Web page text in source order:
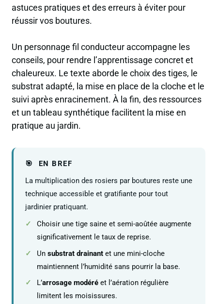
astuces pratiques et des erreurs à éviter pour
réussir vos boutures.
Un personnage fil conducteur accompagne les
conseils, pour rendre l’apprentissage concret et
chaleureux. Le texte aborde le choix des tiges, le
substrat adapté, la mise en place de la cloche et le
suivi après enracinement. À la fin, des ressources
et un tableau synthétique facilitent la mise en
pratique au jardin.
EN BREF
La multiplication des rosiers par boutures reste une
technique accessible et gratifiante pour tout
jardinier pratiquant.
Choisir une tige saine et semi-aoûtée augmente
significativement le taux de reprise.
Un substrat drainant et une mini-cloche
maintiennent l’humidité sans pourrir la base.
L’arrosage modéré et l’aération régulière
limitent les moisissures.